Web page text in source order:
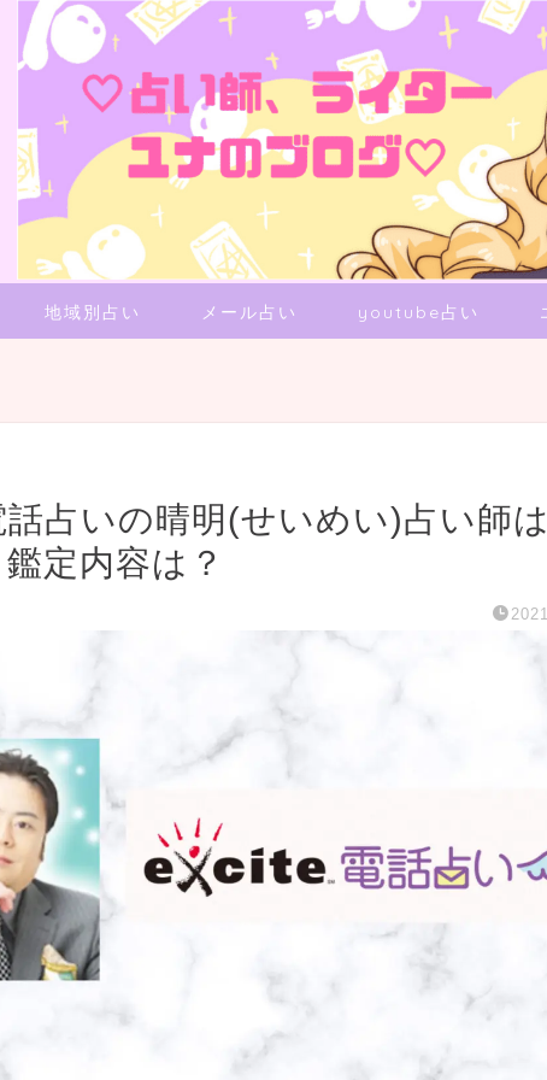
地域別占い メール占い youtube占い
占いの晴明(せいめい)占い師
定内容は？